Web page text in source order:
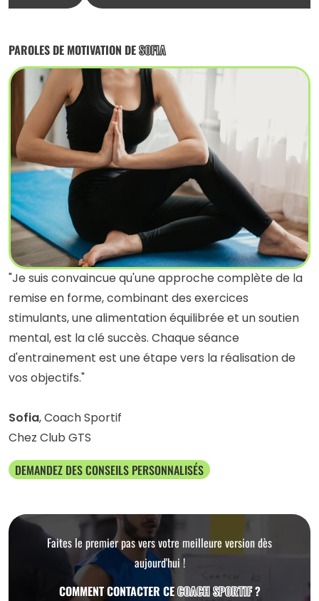
PAROLES DE MOTIVATION DESOFIA
"Je suis convaincue qu'une approche complète de la
remise en forme, combinant des exercices
stimulants, une alimentation équilibrée et un soutien
mental, est la clé succès. Chaque séance
d'entrainement est une étape vers la réalisation de
vos objectifs."
Sofia, Coach Sportif
Chez Club GTS
DEMANDEZ DES CONSEILS PERSONNALISÉS
COMMENT CONTACTER CECOACH SPORTIF?
Faites le premier pas vers votre meilleure version dès
aujourd'hui !